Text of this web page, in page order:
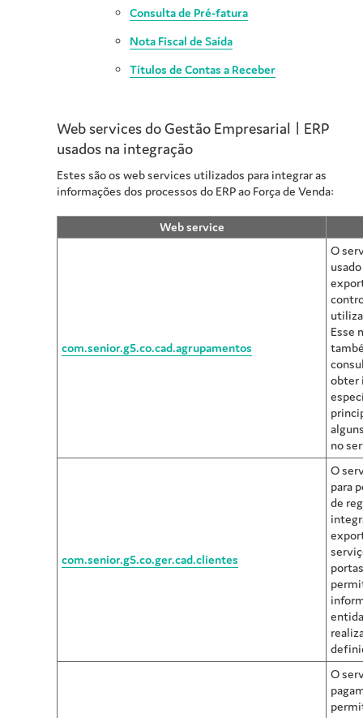
Consulta de Pré-fatura
Nota Fiscal de Saída
Títulos de Contas a Receber
Web services doGestão Empresarial | ERP
usados na integração
Estes são os web services utilizados para integrar as
informações dos processos do ERP ao Força de Venda:
Web service
com.senior.g5.co.cad.agrupamentos
O
Esse
obter
no
com.senior.g5.co.ger.cad.clientes
O
para
de
O